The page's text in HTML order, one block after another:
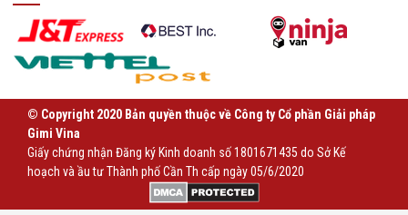
© Copyright 2020 Bản quyền thuộc về Công ty Cổ phần Giải pháp
Gimi Vina
Giấy chứng nhận Đăng ký Kinh doanh số 1801671435 do Sở Kế
hoạch và ầu tư Thành phố Cần Th cấp ngày 05/6/2020